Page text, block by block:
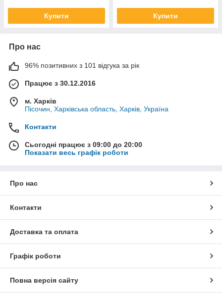
Купити Купити
Про нас
96% позитивних з 101 відгука за рік
Працює з 30.12.2016
м. Харків
Пісочин, Харківська область, Харків, Україна
Контакти
Сьогодні працює з 09:00 до 20:00
Показати весь графік роботи
Про нас
Контакти
Доставка та оплата
Графік роботи
Повна версія сайту